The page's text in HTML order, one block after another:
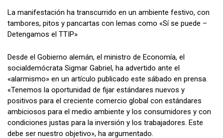
La manifestación ha transcurrido en un ambiente festivo, con
tambores, pitos y pancartas con lemas como «Sí se puede –
Detengamos el TTIP»
Desde el Gobierno alemán, el ministro de Economía, el
socialdemócrata Sigmar Gabriel, ha advertido ante el
«alarmismo» en un artículo publicado este sábado en prensa.
«Tenemos la oportunidad de fijar estándares nuevos y
positivos para el creciente comercio global con estándares
ambiciosos para el medio ambiente y los consumidores y con
condiciones justas para la inversión y los trabajadores. Este
debe ser nuestro objetivo», ha argumentado.